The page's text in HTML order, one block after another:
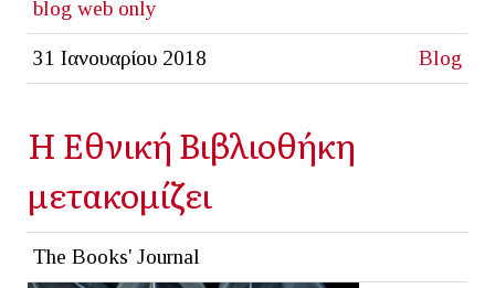
blog web only
31 Ιανουαρίου 2018 Blog
Η Εθνική Βιβλιοθήκη
μετακομίζει
The Books' Journal